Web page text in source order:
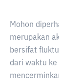
Mohon
merupakan
bersifat
dari waktu